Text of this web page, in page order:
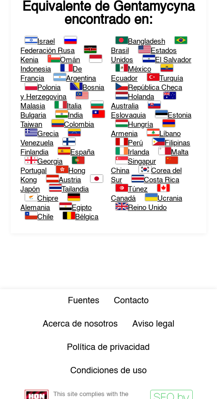
Equivalente de Gentamycyna
encontrado en:
Israel
Federación Rusa
Kenia
Omán
Indonesia
De
Francia
Argentina
Polonia
Bosnia
y Herzegovina
Malasia
Italia
Bulgaria
India
Taiwan
Colombia
Grecia
Venezuela
Finlandia
España
Georgia
Portugal
Hong
Kong
Austria
Japón
Tailandia
Chipre
Alemania
Egipto
Chile
Bélgica
Bangladesh
Brasil
Estados
Unidos
El Salvador
México
Ecuador
Turquía
República Checa
Holanda
Australia
Eslovaquia
Estonia
Hungría
Armenia
Líbano
Perú
Filipinas
Irlanda
Malta
Singapur
China
Corea del
Sur
Costa Rica
Túnez
Canadá
Ucrania
Reino Unido
Fuentes Contacto
Acerca de nosotros Aviso legal
Política de privacidad
Condiciones de uso
This site complies with the